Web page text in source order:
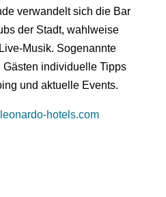
verwandelt sich die Bar
der Stadt, wahlweise
Musik. Sogenannte
individuelle Tipps
und aktuelle Events.
hotels.com